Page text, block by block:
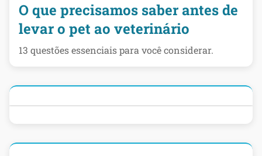
O que precisamos saber antes de
levar o pet ao veterinário
13 questões essenciais para você considerar.